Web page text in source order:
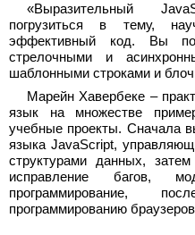
«Выразительный
погрузиться в тему,
эффективный код. Вы
стрелочными и
шаблонными строками и
Марейн Хавербеке –
язык на множестве
учебные проекты. Сначала
языка JavaScript,
структурами данных,
исправление багов,
программирование,
программированию